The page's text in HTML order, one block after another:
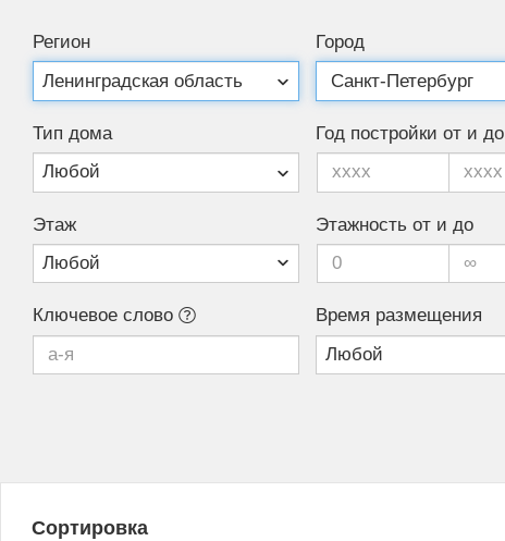
Регион Город
Тип дома Год постройки от и до
Этаж Этажность от и до
Ключевое слово Время размещения
Сортировка